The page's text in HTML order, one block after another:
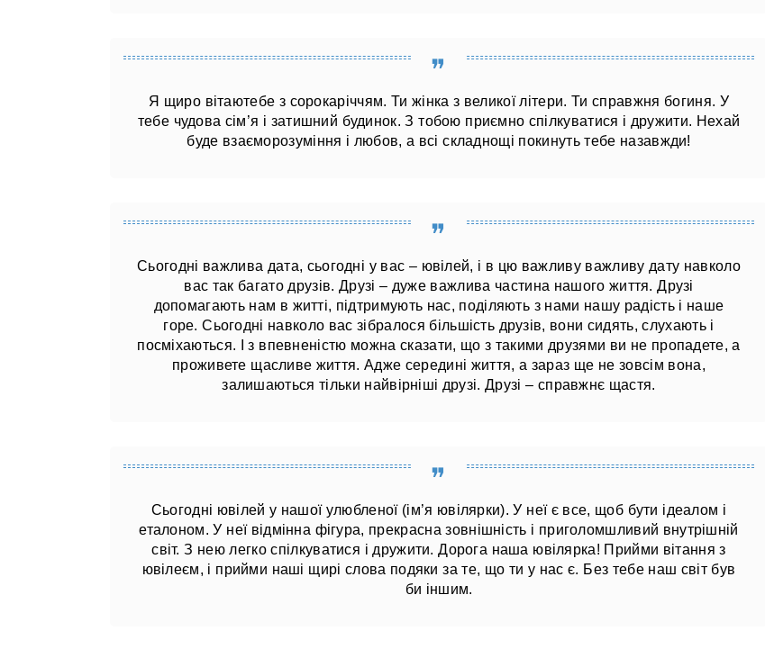
Я щиро вітаютебе з сорокаріччям. Ти жінка з великої літери. Ти справжня богиня. У
тебе чудова сім’я і затишний будинок. З тобою приємно спілкуватися і дружити. Нехай
буде взаєморозуміння і любов, а всі складнощі покинуть тебе назавжди!
Сьогодні важлива дата, сьогодні у вас – ювілей, і в цю важливу важливу дату навколо
вас так багато друзів. Друзі – дуже важлива частина нашого життя. Друзі
допомагають нам в житті, підтримують нас, поділяють з нами нашу радість і наше
горе. Сьогодні навколо вас зібралося більшість друзів, вони сидять, слухають і
посміхаються. І з впевненістю можна сказати, що з такими друзями ви не пропадете, а
проживете щасливе життя. Адже середині життя, а зараз ще не зовсім вона,
залишаються тільки найвірніші друзі. Друзі – справжнє щастя.
Сьогодні ювілей у нашої улюбленої (ім’я ювілярки). У неї є все, щоб бути ідеалом і
еталоном. У неї відмінна фігура, прекрасна зовнішність і приголомшливий внутрішній
світ. З нею легко спілкуватися і дружити. Дорога наша ювілярка! Прийми вітання з
ювілеєм, і прийми наші щирі слова подяки за те, що ти у нас є. Без тебе наш світ був
би іншим.